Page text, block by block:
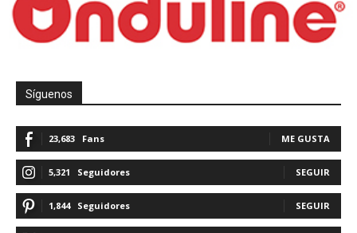
Síguenos
23,683 Fans ME GUSTA
5,321 Seguidores SEGUIR
1,844 Seguidores SEGUIR